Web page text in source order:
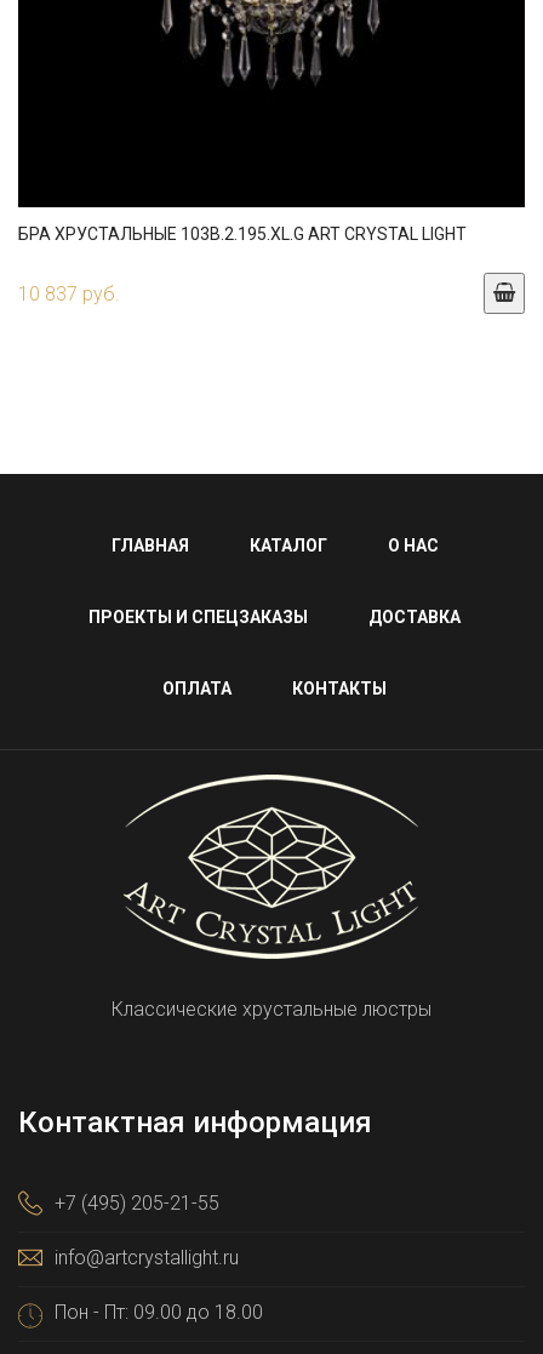
БРА ХРУСТАЛЬНЫЕ 103B.2.195.XL.G ART CRYSTAL LIGHT
10 837 руб.
ГЛАВНАЯ КАТАЛОГ О НАС
ПРОЕКТЫ И СПЕЦЗАКАЗЫ ДОСТАВКА
ОПЛАТА КОНТАКТЫ
Классические хрустальные люстры
Контактная информация
+7 (495) 205-21-55
info@artcrystallight.ru
Пон - Пт: 09.00 до 18.00